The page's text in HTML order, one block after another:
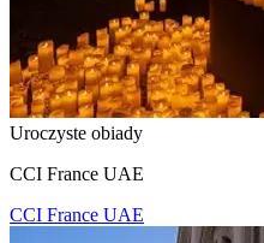
Uroczyste obiady
CCI France UAE
CCI France UAE